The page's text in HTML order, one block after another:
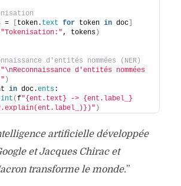
=
token. text for token in doc]
"Tokenisation:", tokens)
d'entités nommées (NER)
"\nReconnaissance d'entités nommées
)
in doc.ents:
(f"{ent.text} -> {ent.label_}
)
artificielle développée
et Jacques Chirac et
transforme le monde.”